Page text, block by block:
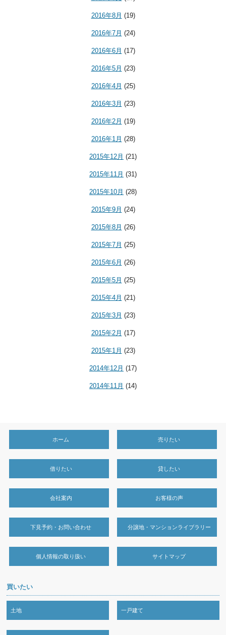
2016年8月 (19)
2016年7月 (24)
2016年6月 (17)
2016年5月 (23)
2016年4月 (25)
2016年3月 (23)
2016年2月 (19)
2016年1月 (28)
2015年12月 (21)
2015年11月 (31)
2015年10月 (28)
2015年9月 (24)
2015年8月 (26)
2015年7月 (25)
2015年6月 (26)
2015年5月 (25)
2015年4月 (21)
2015年3月 (23)
2015年2月 (17)
2015年1月 (23)
2014年12月 (17)
2014年11月 (14)
ホーム 売りたい
借りたい 貸したい
会社案内 お客様の声
下見予約・お問い合わせ 分譲地・マンションライブラリー
個人情報の取り扱い サイトマップ
買いたい
土地 一戸建て